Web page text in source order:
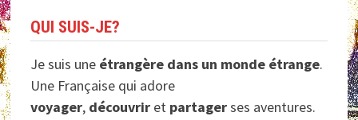
QUI SUIS-JE?
Je suis une étrangère dans un monde étrange.
Une Française qui adore
voyager, découvrir et partagerses aventures.